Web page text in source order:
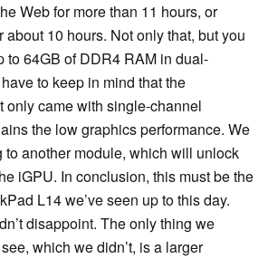
Web for more than 11 hours, or
10 hours. Not only that, but you
to 64GB of DDR4 RAM in dual-
to keep in mind that the
only came with single-channel
the low graphics performance. We
to another module, which will unlock
iGPU. In conclusion, this must be the
L14 we’ve seen up to this day.
disappoint. The only thing we
which we didn’t, is a larger